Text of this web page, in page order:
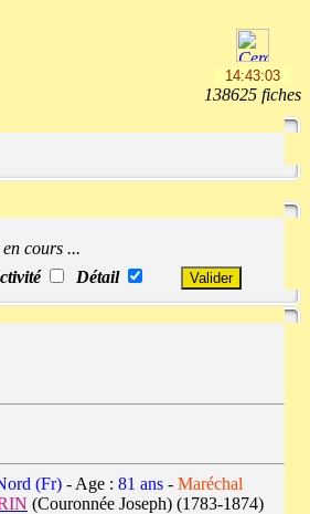
138625 fiches
cours ...
Détail
(Fr) - Age : 81 ans - Maréchal
(Couronnée Joseph) (1783-1874)